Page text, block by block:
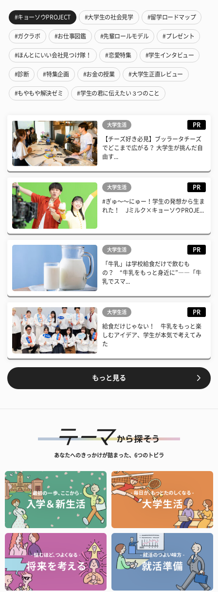
#キョーソウPROJECT #大学生の社会見学 #留学ロードマップ
#ガクラボ #お仕事図鑑 #先輩ロールモデル #プレゼント
#ほんとにいい会社見つけ隊！ #恋愛特集 #学生インタビュー
#診断 #特集企画 #お金の授業 #大学生正直レビュー
#もやもや解決ゼミ #学生の君に伝えたい３つのこと
大学生活 PR
【チーズ好き必見】ブッラータチーズ
でどこまで広がる？ 大学生が挑んだ自
由す...
大学生活 PR
#ぎゅ〜〜にゅー！学生の発想から生ま
れた！ Jミルク×キョーソウPROJE...
大学生活 PR
「牛乳」は学校給食だけで飲むも
の？ “牛乳をもっと身近に”――「牛
乳でスマ...
大学生活 PR
給食だけじゃない！ 牛乳をもっと楽
しむアイデア、学生が本気で考えてみ
た
もっと見る
あなたへのきっかけが詰まった、6つのトビラ